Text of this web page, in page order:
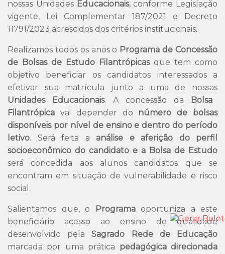
nossas Unidades Educacionais, conforme Legislação
vigente, Lei Complementar 187/2021 e Decreto
11791/2023 acrescidos dos critérios institucionais..
Realizamos todos os anos o Programa de Concessão
de Bolsas de Estudo Filantrópicasque tem como
objetivo beneficiar os candidatos interessados a
efetivar sua matrícula junto a uma de nossas
Unidades Educacionais. A concessão da
Bolsa
Filantrópica vai depender do número de bolsas
disponíveis por nível de ensino e dentro do período
letivo. Será feita a análise e aferição do perfil
socioeconômico do candidato e a Bolsa de Estudo
será concedida aos alunos candidatos que se
encontram em situação de vulnerabilidade e risco
social.
Salientamos que, o Programa oportuniza a este
beneficiário acesso ao ensino de qualidade
desenvolvido pelaSagrado Rede de Educação
marcada por uma prática pedagógica direcionada